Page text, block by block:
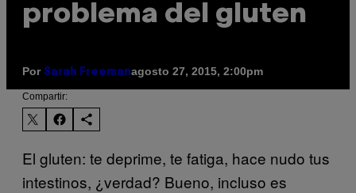
problema del gluten
Por Sarah Freemanagosto 27, 2015, 2:00pm
Compartir:
El gluten: te deprime, te fatiga, hace nudo tus
intestinos, ¿verdad? Bueno, incluso es